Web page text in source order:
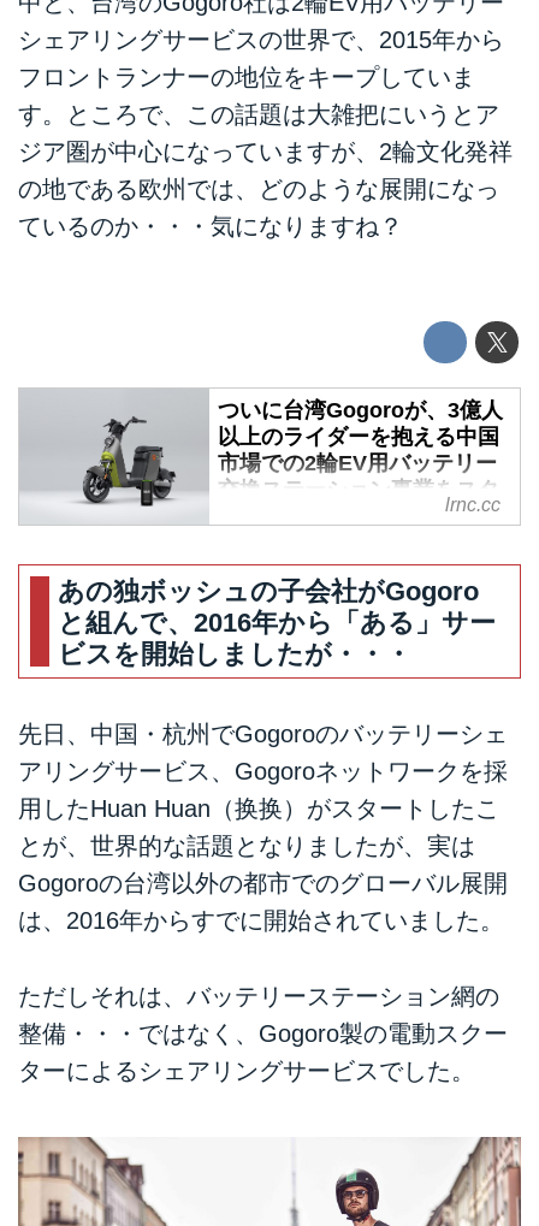
シェアリングサービスの世界で、2015年から
フロントランナーの地位をキープしていま
す。ところで、この話題は大雑把にいうとア
ジア圏が中心になっていますが、2輪文化発祥
の地である欧州では、どのような展開になっ
ているのか・・・気になりますね？
ついに台湾Gogoroが、3億人
以上のライダーを抱える中国
市場での2輪EV用バッテリー
交換ステーション事業をスタ
ートさせました!! 新しいブラ
换）」!! ソレってどういう意
味？ - LAWRENCE -
Motorcycle x Cars + α =
Your Life.
「Gogoroネットワーク」を成功
させたGogoroが、中国最大のメ
ーカーであるDCJ大長江集団と中
国最大の2輪EVメーカーのYadea
＝ヤディアと提携し、Gogoroの
バッテリー交換プラットフォーム
を活用した展開をすることを公表
しましたが、ついに10月より中国
した。
lrnc.cc
あの独ボッシュの子会社がGogoro
と組んで、2016年から「ある」サー
ビスを開始しましたが・・・
先日、中国・杭州でGogoroのバッテリーシェ
アリングサービス、Gogoroネットワークを採
用したHuan Huan（换换）がスタートしたこ
とが、世界的な話題となりましたが、実は
Gogoroの台湾以外の都市でのグローバル展開
は、2016年からすでに開始されていました。
ただしそれは、バッテリーステーション網の
整備・・・ではなく、Gogoro製の電動スクー
ターによるシェアリングサービスでした。